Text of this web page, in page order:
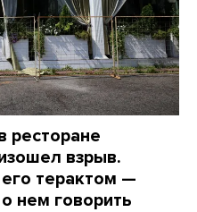
ресторане
взрыв.
его терактом —
нем говорить